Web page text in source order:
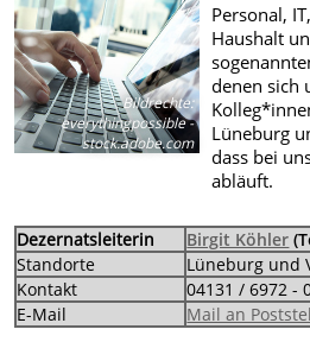
Bildrechte:
everythingpossible -
stock.adobe.com
Personal,
Haushalt
denen sich
Lüneburg
dass bei
abläuft.
Dezernatsleiterin Birgit Köhler
Standorte
Lüneburg und
Kontakt
04131 / 6972 -
E-Mail
Mail an